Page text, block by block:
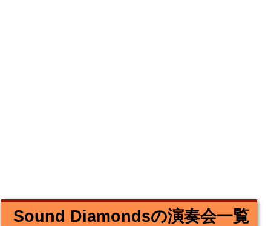
Sound Diamondsの演奏会一覧